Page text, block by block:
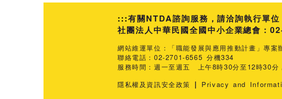
:::有關NTDA諮詢服務，請洽詢執行單位
社團法人中華民國全國中小企業總會：
網站維運單位：「職能發展與應用推動計畫」專案
聯絡電話：02-2701-6565 分機334
服務時間：週一至週五 上午8時30分至12時30分
隱私權及資訊安全政策 | Privacy and